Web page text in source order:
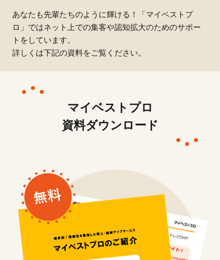
あなたも先輩たちのように輝ける！「マイベストプ
ロ」ではネット上での集客や認知拡大のためのサポー
トをしています。
詳しくは下記の資料をご覧ください。
マイベストプロ
資料ダウンロード